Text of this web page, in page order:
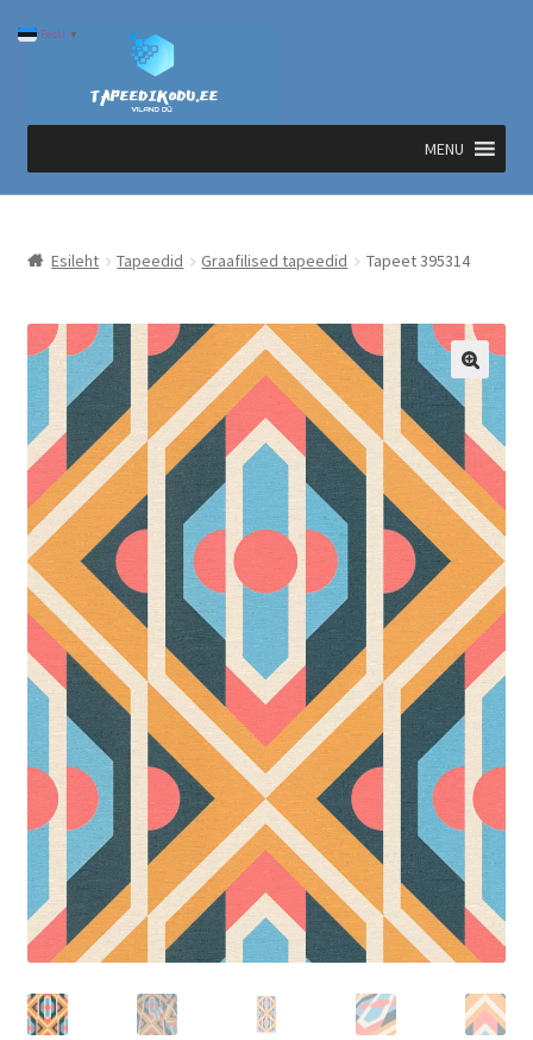
Liigu
navigeerimisele
Liigu
MENU
Esileht Tapeedid Graafilised tapeedid Tapeet 395314
Eesti ▼